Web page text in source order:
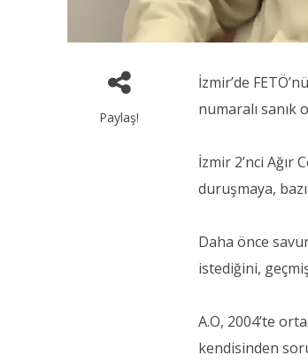
Paylaş!
İzmir’de
numaralı sanık
İzmir 2’nci Ağır
duruşmaya,
Daha önce
istediğini,
A.O, 2004’te
kendisinden